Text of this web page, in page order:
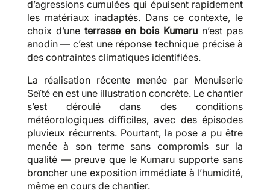
d’agressions cumulées qui épuisent rapidement
les matériaux inadaptés. Dans ce contexte, le
choix d’une terrasse en bois Kumaru n’est pas
anodin — c’est une réponse technique précise à
des contraintes climatiques identifiées.
La réalisation récente menée par Menuiserie
Seïté en est une illustration concrète. Le chantier
s’est déroulé dans des conditions
météorologiques difficiles, avec des épisodes
pluvieux récurrents. Pourtant, la pose a pu être
menée à son terme sans compromis sur la
qualité — preuve que le Kumaru supporte sans
broncher une exposition immédiate à l’humidité,
même en cours de chantier.